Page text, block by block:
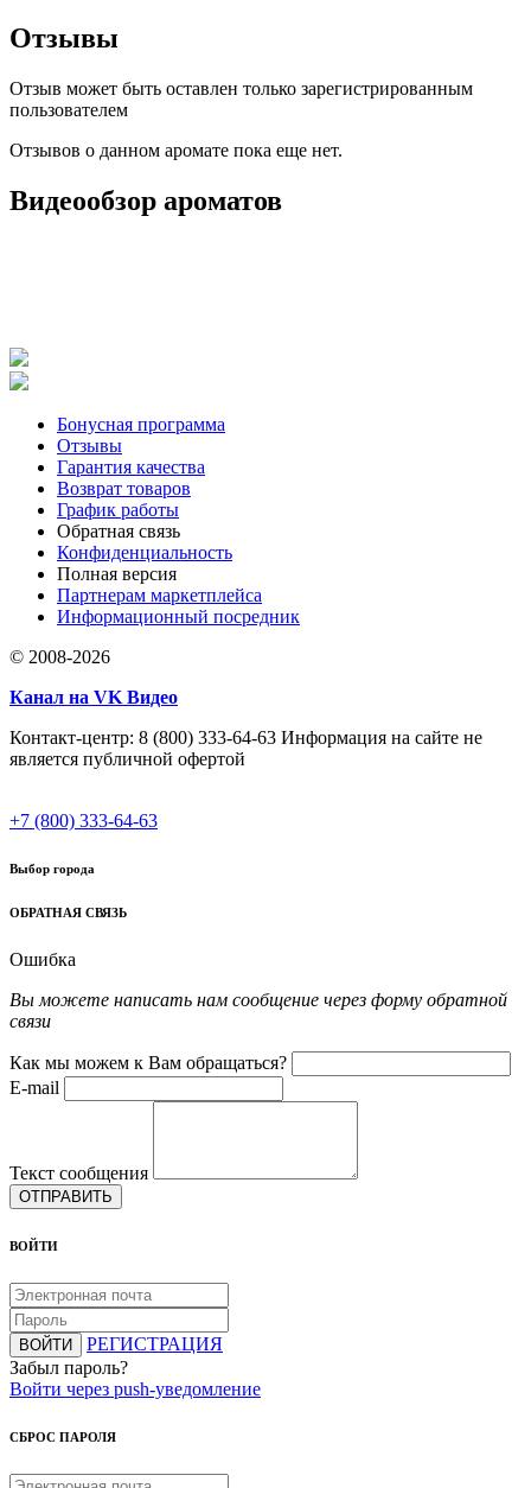
Отзывы
Отзыв может быть оставлен только зарегистрированным
пользователем
Отзывов о данном аромате пока еще нет.
Видеообзор ароматов
Бонусная программа
Отзывы
Гарантия качества
Возврат товаров
График работы
Обратная связь
Конфиденциальность
Полная версия
Партнерам маркетплейса
Информационный посредник
© 2008-2026
Канал на VK Видео
Контакт-центр: 8 (800) 333-64-63 Информация на сайте не
является публичной офертой
+7 (800) 333-64-63
Выбор города
ОБРАТНАЯ СВЯЗЬ
Ошибка
Вы можете написать нам сообщение через форму обратной
связи
Как мы можем к Вам обращаться?
E-mail
Текст сообщения
ОТПРАВИТЬ
ВОЙТИ
ВОЙТИ
РЕГИСТРАЦИЯ
Забыл пароль?
Войти через push-уведомление
СБРОС ПАРОЛЯ